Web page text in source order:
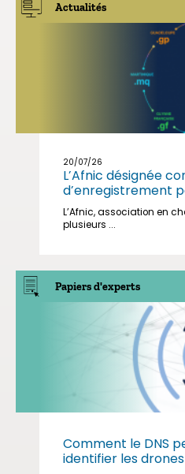
Actualités
20/07/26
L’Afnic désignée
d’enregistrement
L’Afnic, association en
plusieurs ...
Papiers d'experts
Comment le DNS
identifier les